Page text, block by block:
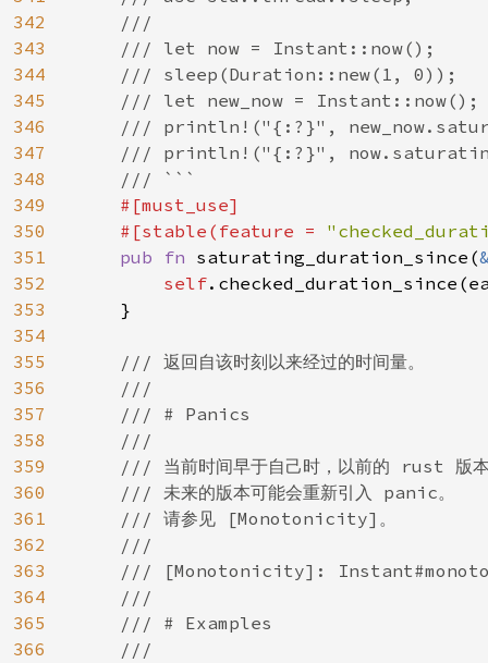
342
343
344
345
346
347
348
349
350
351
352
353
354
355
356
357
358
359
360
361
362
363
364
365
366
    ///
    /// let now = Instant::now();
    /// sleep(Duration::new(1, 0));
    /// let new_now = Instant::now();
/// println!("{:?}",
/// println!("{:?}",
    /// ```
#[must_use]
    #[stable(feature =
pub fn saturating_duration_since(
self
    }
/// 返回自该时刻以来经过的时间量。
    ///
    /// # Panics
    ///
/// 当前时间早于自己时，以前的 rust 版
    /// 未来的版本可能会重新引入 panic。
    /// 请参见 [Monotonicity]。
    ///
/// [Monotonicity]:
    ///
    /// # Examples
    ///